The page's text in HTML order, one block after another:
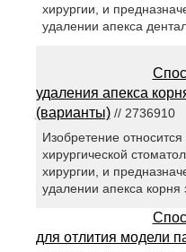
хирургии, и
удалении апекса
удаления апекса
(варианты)// 2736910
Изобретение
хирургической
хирургии, и
удалении апекса корня
для отлития модели